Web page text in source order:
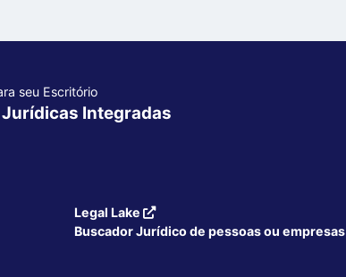
seu Escritório
Integradas
Legal Lake
Buscador Jurídico de pessoas ou empresas